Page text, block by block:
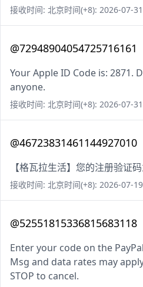
接收时间: 北京时间(+8): 2026-07-
@72948904054725716161
Your Apple ID Code is: 2871.
anyone.
接收时间: 北京时间(+8): 2026-07-
@46723831461144927010
【格瓦拉生活】您的注册验证码
接收时间: 北京时间(+8): 2026-07-
@52551815336815683118
Enter your code on the
Msg and data rates may
STOP to cancel.